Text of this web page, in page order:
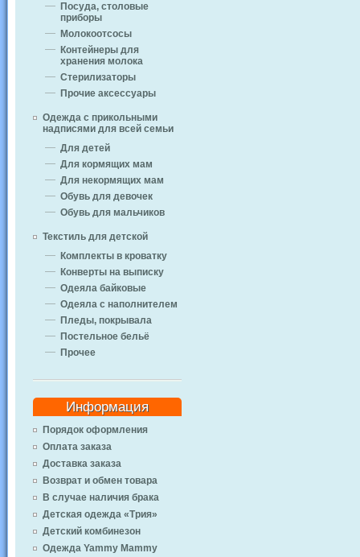
Посуда, столовые
приборы
Молокоотсосы
Контейнеры для
хранения молока
Стерилизаторы
Прочие аксессуары
Одежда с прикольными
надписями для всей семьи
Для детей
Для кормящих мам
Для некормящих мам
Обувь для девочек
Обувь для мальчиков
Текстиль для детской
Комплекты в кроватку
Конверты на выписку
Одеяла байковые
Одеяла с наполнителем
Пледы, покрывала
Постельное бельё
Прочее
Информация
Порядок оформления
Оплата заказа
Доставка заказа
Возврат и обмен товара
В случае наличия брака
Детская одежда «Трия»
Детский комбинезон
Одежда Yammy Mammy